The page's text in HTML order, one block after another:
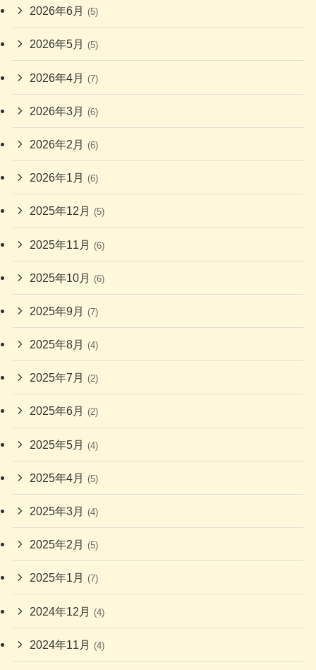
2026年6月 (5)
2026年5月 (5)
2026年4月 (7)
2026年3月 (6)
2026年2月 (6)
2026年1月 (6)
2025年12月 (5)
2025年11月 (6)
2025年10月 (6)
2025年9月 (7)
2025年8月 (4)
2025年7月 (2)
2025年6月 (2)
2025年5月 (4)
2025年4月 (5)
2025年3月 (4)
2025年2月 (5)
2025年1月 (7)
2024年12月 (4)
2024年11月 (4)